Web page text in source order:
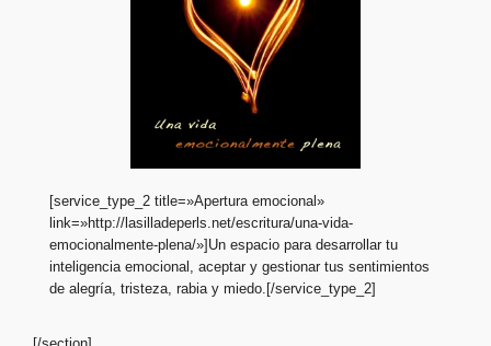
[service_type_2 title=»Apertura emocional»
link=»http://lasilladeperls.net/escritura/una-vida-
emocionalmente-plena/»]Un espacio para desarrollar tu
inteligencia emocional, aceptar y gestionar tus sentimientos
de alegría, tristeza, rabia y miedo.[/service_type_2]